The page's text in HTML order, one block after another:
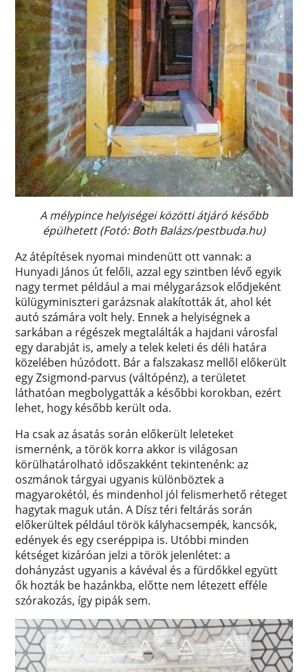
A mélypince helyiségei közötti átjáró később
épülhetett (Fotó: Both Balázs/pestbuda.hu)
Az átépítések nyomai mindenütt ott vannak: a
Hunyadi János út felőli, azzal egy szintben lévő egyik
nagy termet például a mai mélygarázsok elődjeként
külügyminiszteri garázsnak alakították át, ahol két
autó számára volt hely. Ennek a helyiségnek a
sarkában a régészek megtalálták a hajdani városfal
egy darabját is, amely a telek keleti és déli határa
közelében húzódott. Bár a falszakasz mellől előkerült
egy Zsigmond-parvus (váltópénz), a területet
láthatóan megbolygatták a későbbi korokban, ezért
lehet, hogy később került oda.
Ha csak az ásatás során előkerült leleteket
ismernénk, a török korra akkor is világosan
körülhatárolható időszakként tekintenénk: az
oszmánok tárgyai ugyanis különböztek a
magyarokétól, és mindenhol jól felismerhető réteget
hagytak maguk után. A Dísz téri feltárás során
előkerültek például török kályhacsempék, kancsók,
edények és egy cseréppipa is. Utóbbi minden
kétséget kizáróan jelzi a török jelenlétet: a
dohányzást ugyanis a kávéval és a fürdőkkel együtt
ők hozták be hazánkba, előtte nem létezett efféle
szórakozás, így pipák sem.